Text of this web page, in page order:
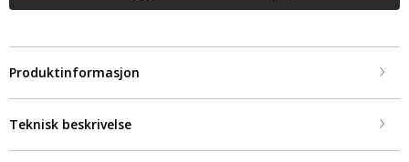
Produktinformasjon
Teknisk beskrivelse